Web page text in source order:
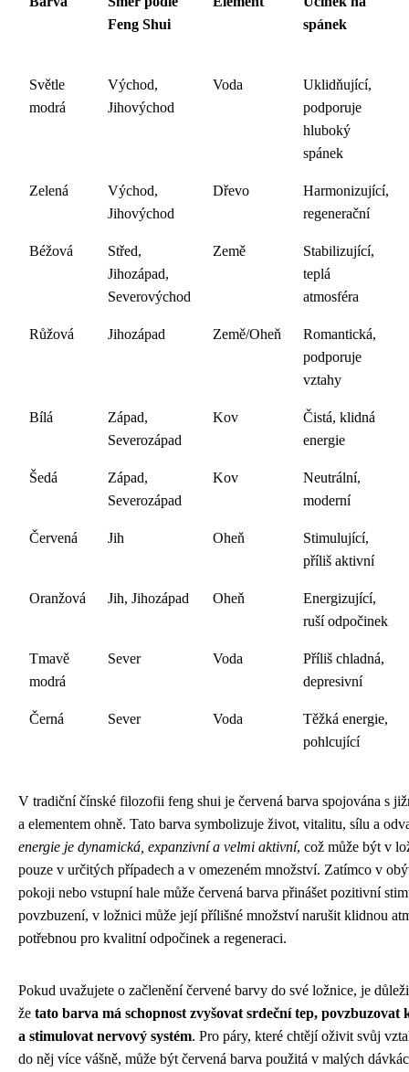
Feng Shui
spánek
Světle
modrá
Východ,
Jihovýchod
Voda
Uklidňující,
podporuje
hluboký
spánek
Zelená
Východ,
Jihovýchod
Dřevo
Harmonizující,
regenerační
Béžová
Střed,
Jihozápad,
Severovýchod
Země
Stabilizující,
teplá
atmosféra
Růžová Jihozápad Země/Oheň
Romantická,
podporuje
vztahy
Bílá
Západ,
Severozápad
Kov
Čistá, klidná
energie
Šedá
Západ,
Severozápad
Kov
Neutrální,
moderní
Červená Jih Oheň
Stimulující,
příliš aktivní
Oranžová Jih, Jihozápad Oheň
Energizující,
ruší odpočinek
Tmavě
modrá
Sever Voda
Příliš chladná,
depresivní
Černá Sever Voda
Těžká energie,
pohlcující
V tradiční čínské filozofii feng shui je červená barva spojována s
a elementem ohně. Tato barva symbolizuje život, vitalitu, sílu a
energie je dynamická, expanzivní a velmi aktivní, což může být v
pouze v určitých případech a v omezeném množství. Zatímco v
pokoji nebo vstupní hale může červená barva přinášet pozitivní
povzbuzení, v ložnici může její přílišné množství narušit klidnou
potřebnou pro kvalitní odpočinek a regeneraci.
Pokud uvažujete o začlenění červené barvy do své ložnice, je
že tato barva má schopnost zvyšovat srdeční tep, povzbuzovat
a stimulovat nervový systém. Pro páry, které chtějí oživit svůj
do něj více vášně, může být červená barva použitá v malých